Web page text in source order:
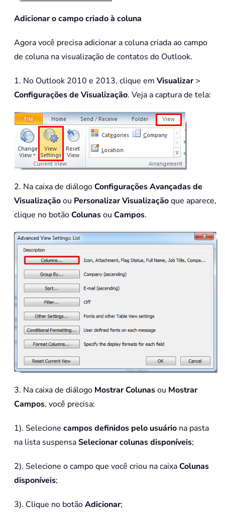
Adicionar o campo criado à coluna
Agora você precisa adicionar a coluna criada ao campo
de coluna na visualização de contatos do Outlook.
1. No Outlook 2010 e 2013, clique em Visualizar>
Configurações de Visualização. Veja a captura de tela:
2. Na caixa de diálogoConfigurações Avançadas de
Visualizaçãoou Personalizar Visualizaçãoque aparece,
clique no botãoColunasou Campos.
3. Na caixa de diálogo Mostrar Colunasou Mostrar
Campos, você precisa:
1). Selecione campos definidos pelo usuário na pasta
na lista suspensaSelecionar colunas disponíveis;
2). Selecione o campo que você criou na caixaColunas
disponíveis;
3). Clique no botãoAdicionar;